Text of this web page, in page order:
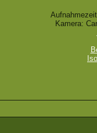
Kamera: